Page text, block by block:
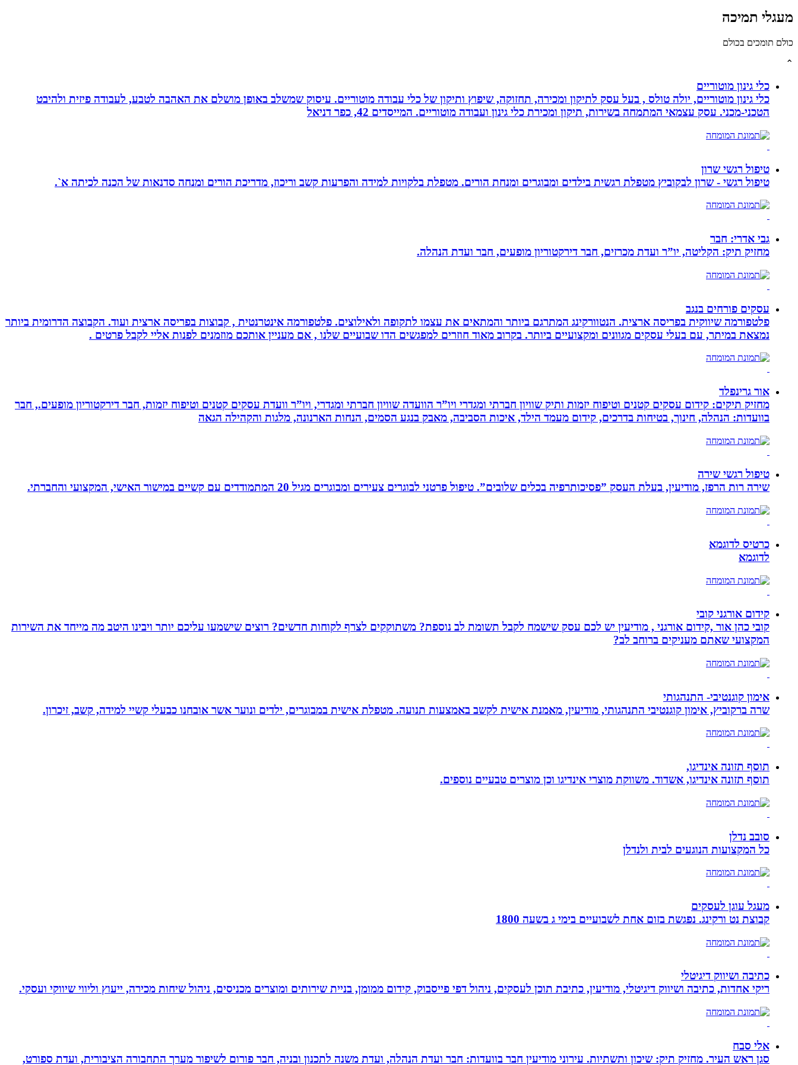
מעגלי תמיכה
כולם תומכים בכולם
⌃
כלי גינון מוטוריים
כלי גינון מוטוריים, יולה טולס , בעל עסק לתיקון ומכירה, תחזוקה, שיפוץ ותיקון של כלי עבודה מוטוריים. עיסוק שמשלב באופן מושלם את האהבה לטבע, לעבודה פיזית ולהיבט
הטכני-מכני. עסק עצמאי המתמחה בשירות, תיקון ומכירת כלי גינון ועבודה מוטוריים. המייסדים 42, כפר דניאל
טיפול רגשי שרון
טיפול רגשי - שרון לבקוביץ מטפלת רגשית בילדים ומבוגרים ומנחת הורים. מטפלת בלקויות למידה והפרעות קשב וריכוז, מדריכת הורים ומנחה סדנאות של הכנה לכיתה א`.
גבי אדרי: חבר
מחזיק תיק: הקליטה, יו”ר ועדת מכרזים, חבר דירקטוריון מופעים, חבר ועדת הנהלה.
עסקים פורחים בנגב
פלטפורמה שיווקית בפריסה ארצית. הנטוורקינג המתרגם ביותר והמתאים את עצמו לתקופה ולאילוצים. פלטפורמה אינטרנטית , קבוצות בפריסה ארצית ועוד. הקבוצה הדרומית ביותר
נמצאת במיתר, עם בעלי עסקים מגוונים ומקצועיים ביותר. בקרוב מאוד חוזרים למפגשים הדו שבועיים שלנו , אם מעניין אותכם מוזמנים לפנות אליי לקבל פרטים .
אור גרינפלד
מחזיק תיקים: קידום עסקים קטנים וטיפוח יזמות ותיק שוויון חברתי ומגדרי ויו”ר הוועדה שוויון חברתי ומגדרי, ויו”ר וועדת עסקים קטנים וטיפוח יזמות, חבר דירקטוריון מופעים., חבר
בוועדות: הנהלה, חינוך, בטיחות בדרכים, קידום מעמד הילד, איכות הסביבה, מאבק בנגע הסמים, הנחות הארנונה, מלגות והקהילה הגאה
טיפול רגשי שירה
שירה רות הרפז, מודיעין, בעלת העסק ”פסיכותרפיה בכלים שלובים”. טיפול פרטני לבוגרים צעירים ומבוגרים מגיל 20 המתמודדים עם קשיים במישור האישי, המקצועי והחברתי.
כרטיס לדוגמא
לדוגמא
קידום אורגני קובי
קובי כהן אור ,קידום אורגני , מודיעין יש לכם עסק שישמח לקבל תשומת לב נוספת? משתוקקים לצרף לקוחות חדשים? רוצים שישמעו עליכם יותר ויבינו היטב מה מייחד את השירות
המקצועי שאתם מעניקים ברוחב לב?
אימון קוגנטיבי- התנהגותי
שרה ברקוביץ, אימון קוגנטיבי התנהגותי, מודיעין, מאמנת אישית לקשב באמצעות תנועה. מטפלת אישית במבוגרים, ילדים ונוער אשר אובחנו כבעלי קשיי למידה, קשב, זיכרון.
תוסף תזונה אינדיגו,
תוסף תזונה אינדיגו, אשדוד. משווקת מוצרי אינדיגו וכן מוצרים טבעיים נוספים.
סובב נדלן
כל המקצועות הנוגעים לבית ולנדלן
מעגל עוגן לעסקים
קבוצת נט ורקינג. נפגשת בזום אחת לשבועיים בימי ג בשעה 1800
כתיבה ושיווק דיגיטלי
ריקי אחדות, כתיבה ושיווק דיגיטלי, מודיעין, כתיבת תוכן לעסקים, ניהול דפי פייסבוק, קידום ממומן, בניית שירותים ומוצרים מכניסים, ניהול שיחות מכירה, ייעוץ וליווי שיווקי ועסקי.
אלי סבח
סגן ראש העיר. מחזיק תיק: שיכון ותשתיות. עירוני מודיעין חבר בוועדות: חבר ועדת הנהלה, ועדת משנה לתכנון ובניה, חבר פורום לשיפור מערך התחבורה הציבורית, ועדת ספורט,